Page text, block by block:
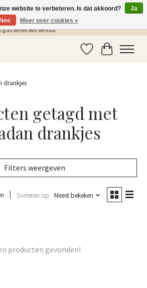
| Sherlocks Place: dé plek voor MONIN siropen, bar
vertelt een verhaal
Verlanglijst
drankjes
getagd met
drankjes
Filters weergeven
Sorteren op Meest bekeken
producten gevonden!
website te verbeteren. Is dat akkoord?
Ja
Nee
Meer over cookies »